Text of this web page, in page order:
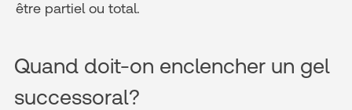
être partiel ou total.
Quand doit-on enclencher un gel
successoral?